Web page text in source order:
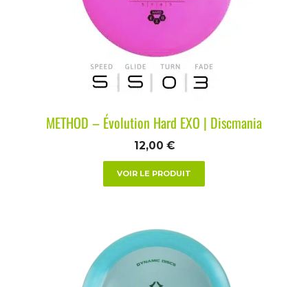
METHOD – Évolution Hard EXO | Discmania
12,00 €
VOIR LE PRODUIT